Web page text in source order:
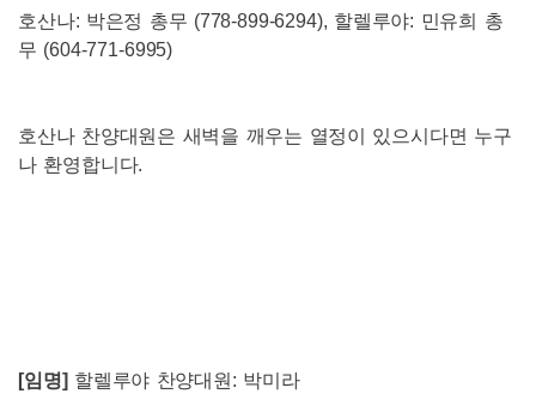
호산나: 박은정 총무 (778-899-6294), 할렐루야: 민유희 총
무 (604-771-6995)
호산나 찬양대원은 새벽을 깨우는 열정이 있으시다면 누구
나 환영합니다.
[임명] 할렐루야 찬양대원 : 박미라